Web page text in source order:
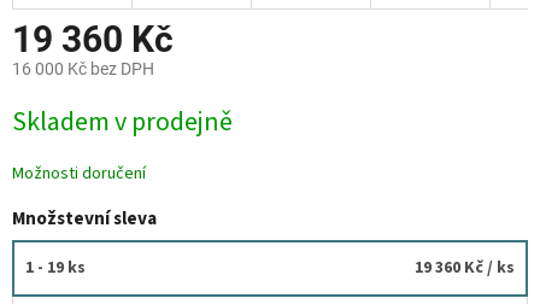
19 360 Kč
16 000 Kč bez DPH
cena:
Skladem v prodejně
Možnosti doručení
Množstevní sleva
1 - 19 ks 19 360 Kč/ ks